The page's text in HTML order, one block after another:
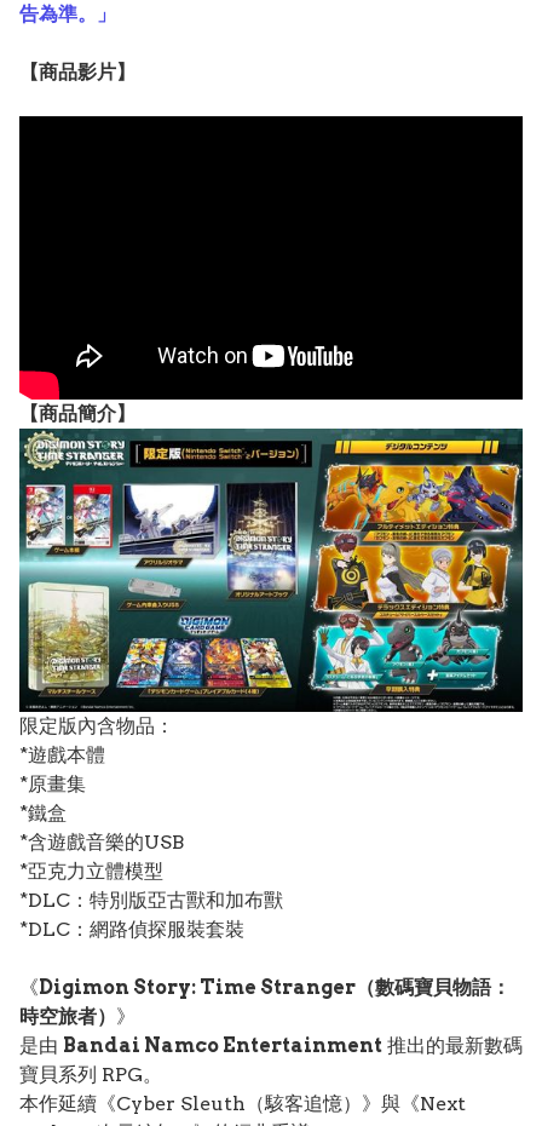
告為準。」
【商品影片】
【商品簡介】
限定版內含物品：
*遊戲本體
*原畫集
*鐵盒
*含遊戲音樂的USB
*亞克力立體模型
*DLC：特別版亞古獸和加布獸
*DLC：網路偵探服裝套裝
《Digimon Story: Time Stranger（數碼寶貝物語：
時空旅者） 》
是由 Bandai Namco Entertainment 推出的最新數碼
寶貝系列 RPG。
本作延續《Cyber Sleuth（駭客追憶）》與《Next